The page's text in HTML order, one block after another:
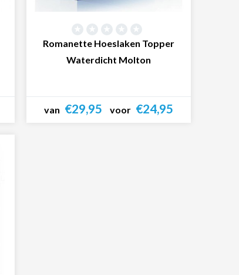
Romanette Hoeslaken Topper
Waterdicht Molton
van €29,95 voor €24,95